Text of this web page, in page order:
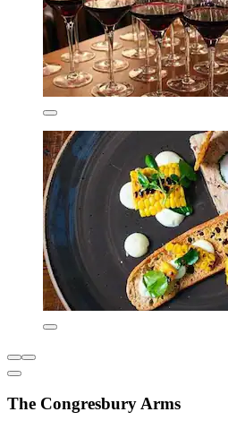
The Congresbury Arms